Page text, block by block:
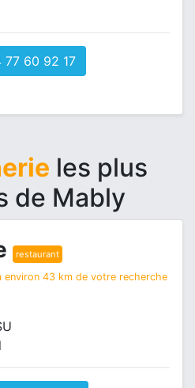
77 60 92 17
les plus
de Mably
restaurant
environ 43 km de votre recherche